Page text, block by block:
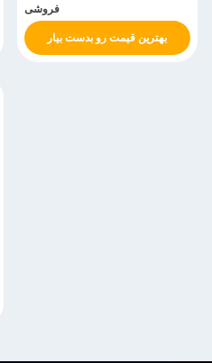
فروشی
بهترین قیمت رو بدست بیار